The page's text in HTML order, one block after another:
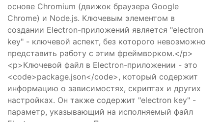
основе Chromium (движок браузера Google
Chrome) и Node.js. Ключевым элементом в
создании Electron-приложений является "electron
key" - ключевой аспект, без которого невозможно
представить работу с этим фреймворком.</p>
<p>Ключевой файл в Electron-приложении - это
<code>package.json</code>, который содержит
информацию о зависимостях, скриптах и других
настройках. Он также содержит "electron key" -
параметр, указывающий на исполняемый файл